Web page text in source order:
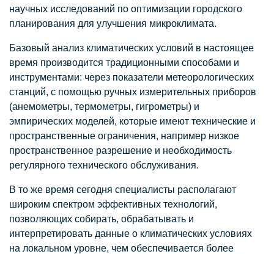
научных исследований по оптимизации городского
планирования для улучшения микроклимата.
Базовый анализ климатических условий в настоящее
время производится традиционными способами и
инструментами: через показатели метеорологических
станций, с помощью ручных измерительных приборов
(анемометры, термометры, гигрометры) и
эмпирических моделей, которые имеют технические и
пространственные ограничения, например низкое
пространственное разрешение и необходимость
регулярного технического обслуживания.
В то же время сегодня специалисты располагают
широким спектром эффективных технологий,
позволяющих собирать, обрабатывать и
интерпретировать данные о климатических условиях
на локальном уровне, чем обеспечивается более